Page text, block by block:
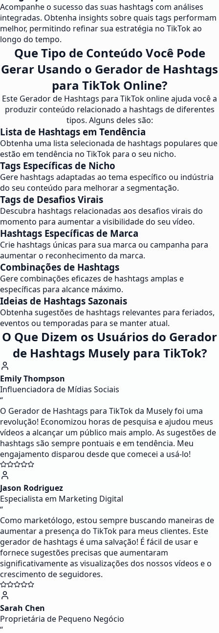
Acompanhe o sucesso das suas hashtags com análises
integradas. Obtenha insights sobre quais tags performam
melhor, permitindo refinar sua estratégia no TikTok ao
longo do tempo.
Que Tipo de Conteúdo Você Pode
Gerar Usando o Gerador de Hashtags
para TikTok Online?
Este Gerador de Hashtags para TikTok online ajuda você a
produzir conteúdo relacionado a hashtags de diferentes
tipos. Alguns deles são:
Lista de Hashtags em Tendência
Obtenha uma lista selecionada de hashtags populares que
estão em tendência no TikTok para o seu nicho.
Tags Específicas de Nicho
Gere hashtags adaptadas ao tema específico ou indústria
do seu conteúdo para melhorar a segmentação.
Tags de Desafios Virais
Descubra hashtags relacionadas aos desafios virais do
momento para aumentar a visibilidade do seu vídeo.
Hashtags Específicas de Marca
Crie hashtags únicas para sua marca ou campanha para
aumentar o reconhecimento da marca.
Combinações de Hashtags
Gere combinações eficazes de hashtags amplas e
específicas para alcance máximo.
Ideias de Hashtags Sazonais
Obtenha sugestões de hashtags relevantes para feriados,
eventos ou temporadas para se manter atual.
O Que Dizem os Usuários do Gerador
de Hashtags Musely para TikTok?
Emily Thompson
Influenciadora de Mídias Sociais
“
O Gerador de Hashtags para TikTok da Musely foi uma
revolução! Economizou horas de pesquisa e ajudou meus
vídeos a alcançar um público mais amplo. As sugestões de
hashtags são sempre pontuais e em tendência. Meu
engajamento disparou desde que comecei a usá-lo!
Jason Rodriguez
Especialista em Marketing Digital
“
Como marketólogo, estou sempre buscando maneiras de
aumentar a presença do TikTok para meus clientes. Este
gerador de hashtags é uma salvação! É fácil de usar e
fornece sugestões precisas que aumentaram
significativamente as visualizações dos nossos vídeos e o
crescimento de seguidores.
Sarah Chen
Proprietária de Pequeno Negócio
“